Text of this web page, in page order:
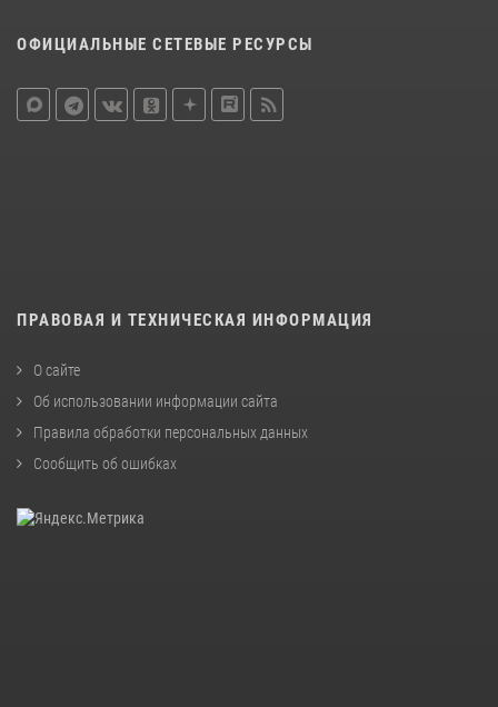
ОФИЦИАЛЬНЫЕ СЕТЕВЫЕ РЕСУРСЫ
ПРАВОВАЯ И ТЕХНИЧЕСКАЯ ИНФОРМАЦИЯ
О сайте
Об использовании информации сайта
Правила обработки персональных данных
Сообщить об ошибках